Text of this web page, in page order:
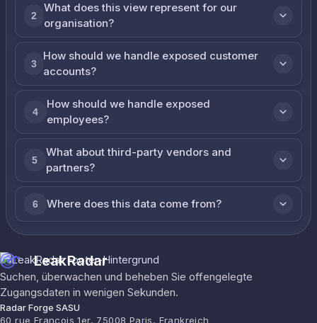
2
What does this view represent for our
organisation?
3
How should we handle exposed customer
accounts?
4
How should we handle exposed
employees?
5
What about third-party vendors and
partners?
6 Where does this data come from?
LeakRadar
Suchen, überwachen und beheben Sie offengelegte
Zugangsdaten in wenigen Sekunden.
Radar Forge SASU
60 rue François 1er, 75008 Paris, Frankreich